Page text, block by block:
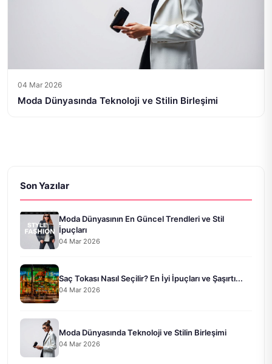
04 Mar 2026
Moda Dünyasında Teknoloji ve Stilin Birleşimi
Son Yazılar
Moda Dünyasının En Güncel Trendleri ve Stil
İpuçları
04 Mar 2026
Saç Tokası Nasıl Seçilir? En İyi İpuçları ve Şaşırtı...
04 Mar 2026
Moda Dünyasında Teknoloji ve Stilin Birleşimi
04 Mar 2026